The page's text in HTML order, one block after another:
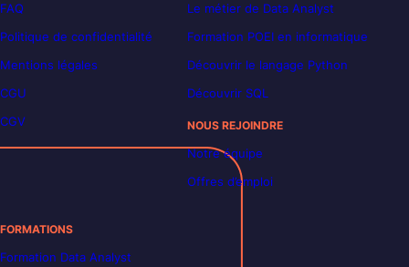
FAQ
Politique de confidentialité
Mentions légales
CGU
CGV
Le métier de Data Analyst
Formation POEI en informatique
Découvrir le langage Python
Découvrir SQL
NOUS REJOINDRE
Notre équipe
Offres d’emploi
FORMATIONS
Formation Data Analyst